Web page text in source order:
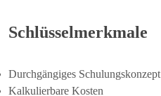
Schlüsselmerkmale
Durchgängiges Schulungskonzept
Kalkulierbare Kosten